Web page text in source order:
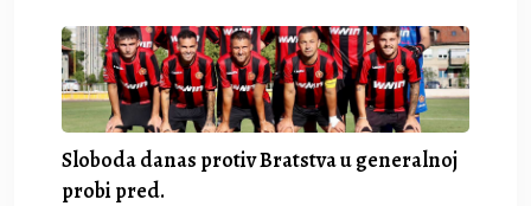
Sloboda danas protiv Bratstva u generalnoj
probi pred.